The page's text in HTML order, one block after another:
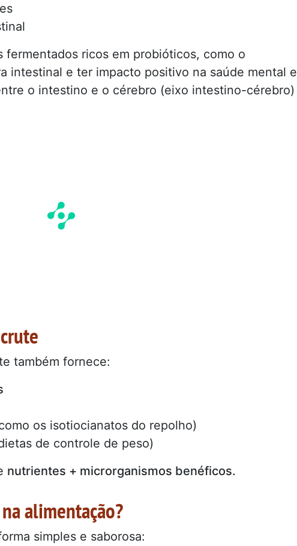
fermentados ricos em probióticos, como o
intestinal e ter impacto positivo na saúde mental e
o intestino e o cérebro (eixo intestino-cérebro)
também fornece:
os isotiocianatos do repolho)
de controle de peso)
nutrientes + microrganismos benéficos.
alimentação?
simples e saborosa: